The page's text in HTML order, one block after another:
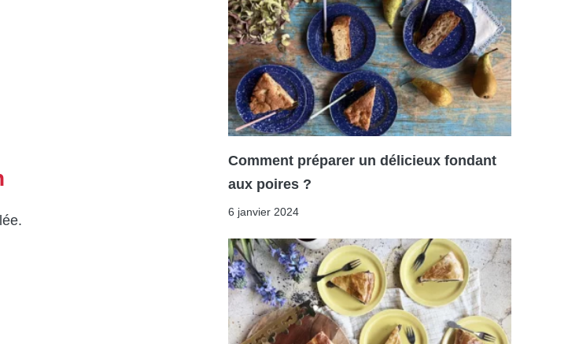
Comment préparer un délicieux fondant
aux poires ?
6 janvier 2024